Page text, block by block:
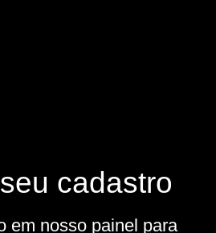
cadastro
em nosso painel para